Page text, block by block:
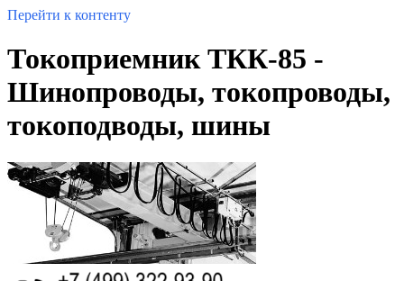
Перейти к контенту
Токоприемник ТКК-85 -
Шинопроводы, токопроводы,
токоподводы, шины